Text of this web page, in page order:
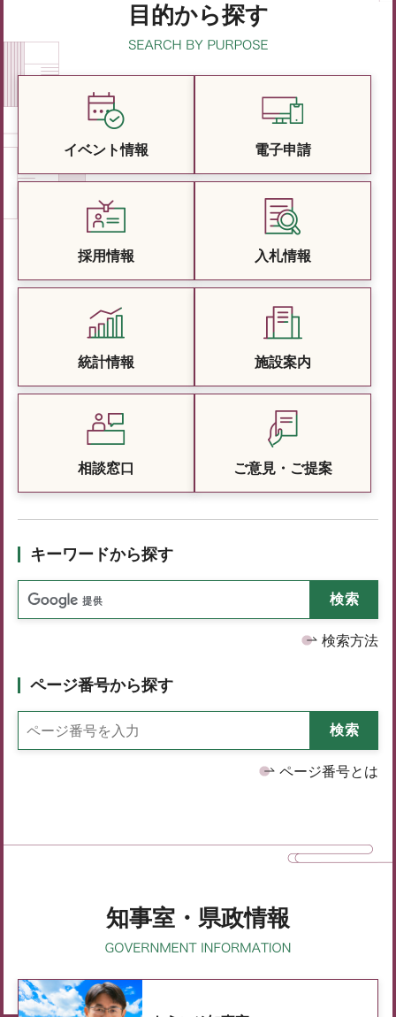
目的から探す
イベント情報 電子申請
採用情報 入札情報
統計情報 施設案内
相談窓口 ご意見・ご提案
キーワードから探す
検索方法
ページ番号から探す
ページ番号とは
知事室・県政情報